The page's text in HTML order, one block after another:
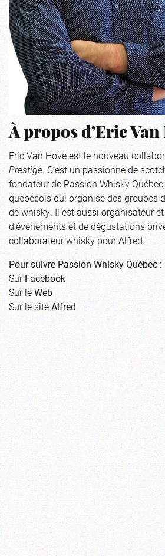
À propos d’Eric Van
Eric Van Hove est le nouveau
Prestige. C’est un passionné de
fondateur de Passion Whisky
québécois qui organise des groupes
de whisky. Il est aussi organisateur
d’événements et de dégustations
collaborateur whisky pour Alfred.
Pour suivre Passion Whisky Québec :
SurFacebook
Sur leWeb
Sur le siteAlfred